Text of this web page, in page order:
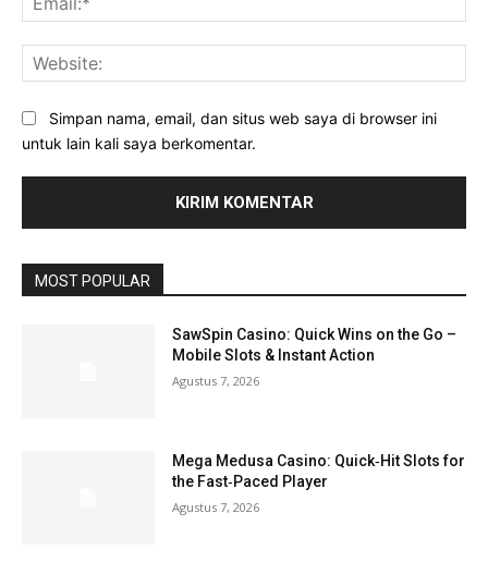
Simpan nama, email, dan situs web saya di browser ini
untuk lain kali saya berkomentar.
MOST POPULAR
SawSpin Casino: Quick Wins on the Go –
Mobile Slots & Instant Action
Agustus 7, 2026
Mega Medusa Casino: Quick‑Hit Slots for
the Fast‑Paced Player
Agustus 7, 2026